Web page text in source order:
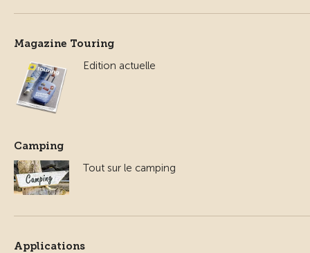
Magazine Touring
Edition actuelle
Camping
Tout sur le camping
Applications